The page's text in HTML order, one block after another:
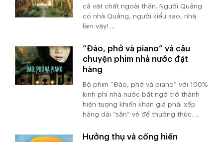
cả vật chất ngoài thân. Người Quảng
có nhà Quảng, người kiểu sao, nhà
làm vậy! ...
“Đào, phở và piano” và câu
chuyện phim nhà nước đặt
hàng
Bộ phim “Đào, phở và piano” với 100%
kinh phí nhà nước bất ngờ trở thành
hiện tượng khiến khán giả phải xếp
hàng dài “săn” vé để thưởng thức. ...
Hưởng thụ và cống hiến